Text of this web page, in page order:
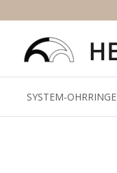
SYSTEM-OHRRINGE